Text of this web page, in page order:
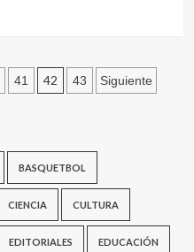
41 42 43 Siguiente
BASQUETBOL
CIENCIA CULTURA
EDITORIALES EDUCACIÓN